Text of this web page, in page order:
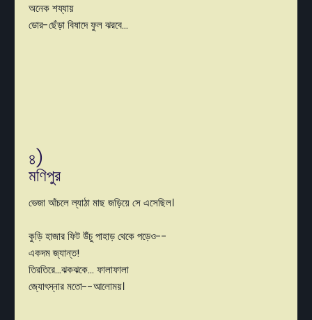
অনেক শয্যায়
ডোর-ছেঁড়া বিষাদে ফুল ঝরবে...
৪)
মণিপুর
ভেজা আঁচলে ল্যাঠা মাছ জড়িয়ে সে এসেছিল।
কুড়ি হাজার ফিট উঁচু পাহাড় থেকে পড়েও--
একদম জ্যান্ত!
তিরতিরে...ঝকঝকে... ফালাফালা
জ্যোৎস্নার মতো--আলোময়।